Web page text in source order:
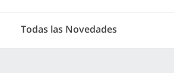
Todas las Novedades